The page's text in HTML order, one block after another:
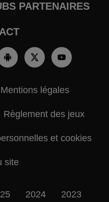
PARTENAIRES
Mentions légales
Règlement des jeux
et cookies
site
2024 2023